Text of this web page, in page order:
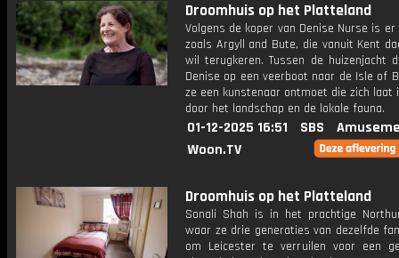
Droomhuis op het Platteland
Volgens de koper van Denise Nurse is er
zoals Argyll and Bute, die vanuit Kent
wil terugkeren. Tussen de huizenjacht
Denise op een veerboot naar de Isle of
ze een kunstenaar ontmoet die zich laat
door het landschap en de lokale fauna.
01-12-2025 16:51 SBS
Woon.TV
Droomhuis op het Platteland
Sonali Shah is in het prachtige
waar ze drie generaties van dezelfde
om Leicester te verruilen voor een